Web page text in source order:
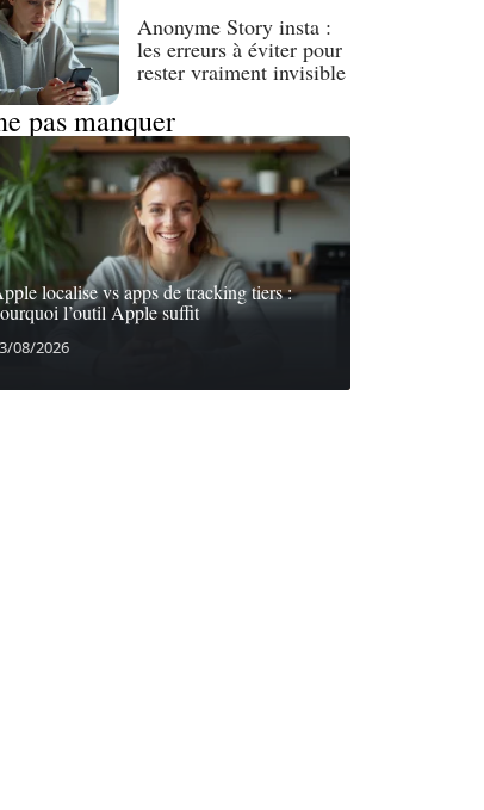
Anonyme Story insta :
les erreurs à éviter pour
rester vraiment invisible
pas manquer
localise vs apps de tracking tiers :
l’outil Apple suffit
08/2026